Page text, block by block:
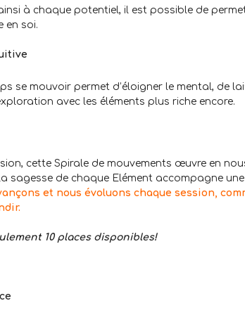
à chaque potentiel, il est possible de
en soi.
se mouvoir permet d’éloigner le mental, de
avec les éléments plus riche encore.
cette Spirale de mouvements œuvre en
sagesse de chaque Elément accompagne
et nous évoluons chaque session,
10 places disponibles!